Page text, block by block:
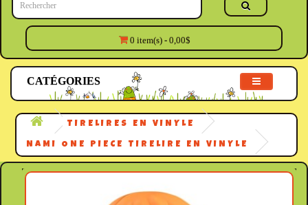
0 item(s) - 0,00$
CATÉGORIES
TIRELIRES EN VINYLE
NAMI ONE PIECE TIRELIRE EN VINYLE